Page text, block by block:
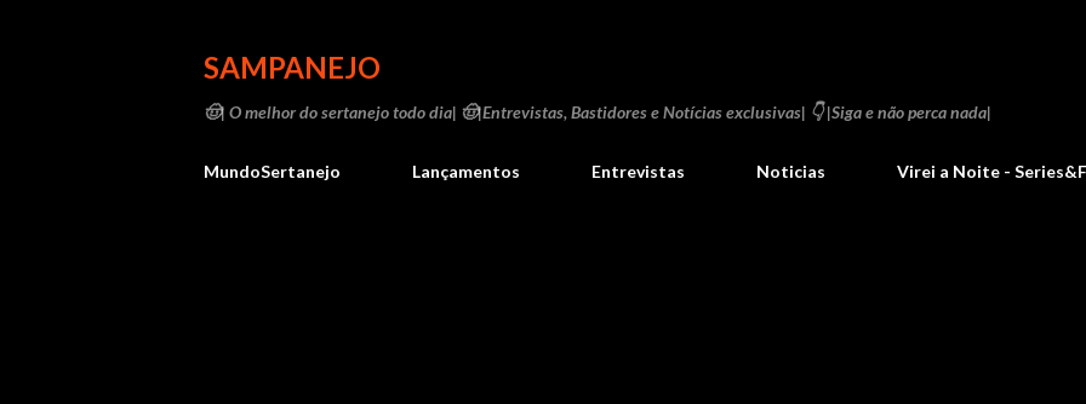
SAMPANEJO
🤠| O melhor do sertanejo todo dia| 🤠|Entrevistas, Bastidores e Notícias exclusivas| 👇 |Siga e não perca nada|
MundoSertanejo Lançamentos Entrevistas Noticias Virei a Noite -